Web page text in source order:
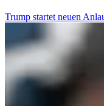
Trump startet neuen